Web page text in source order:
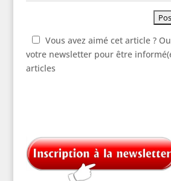
Vous avez aimé cet article ?
votre newsletter pour être
articles